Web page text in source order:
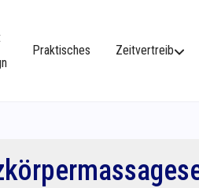
Praktisches Zeitvertreib